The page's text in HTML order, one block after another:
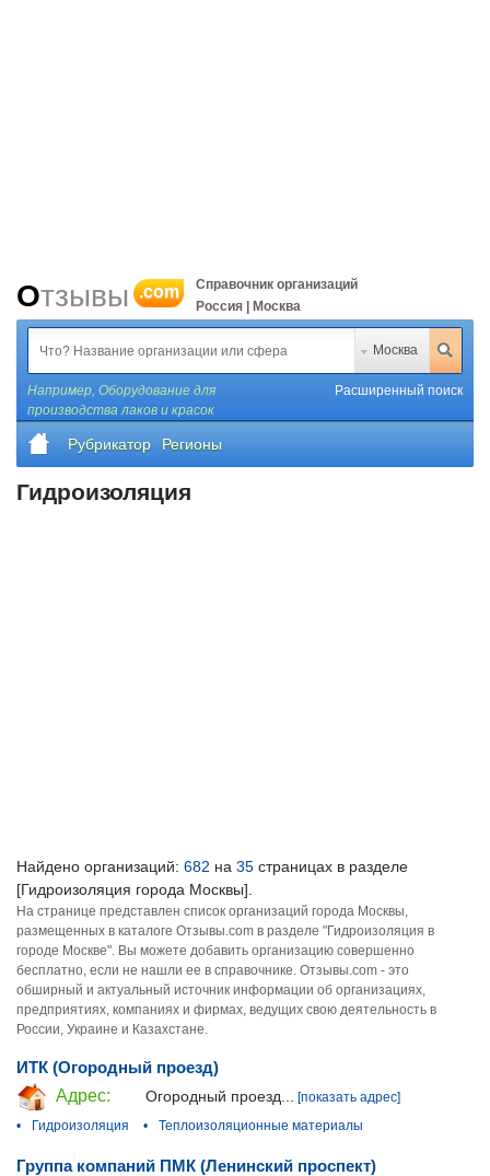
Отзывы .com
Справочник организаций
Россия | Москва
Москва
Например, Оборудование для
производства лаков и красок
Расширенный поиск
Рубрикатор Регионы
Гидроизоляция
Найдено организаций: 682 на 35 страницах в разделе
[Гидроизоляция города Москвы].
На странице представлен список организаций города Москвы,
размещенных в каталоге Отзывы.com в разделе "Гидроизоляция в
городе Москве". Вы можете добавить организацию совершенно
бесплатно, если не нашли ее в справочнике. Отзывы.com - это
обширный и актуальный источник информации об организациях,
предприятиях, компаниях и фирмах, ведущих свою деятельность в
России, Украине и Казахстане.
ИТК (Огородный проезд)
Адрес:
Огородный проезд...
[показать адрес]
•
Гидроизоляция • Теплоизоляционные материалы
Группа компаний ПМК (Ленинский проспект)